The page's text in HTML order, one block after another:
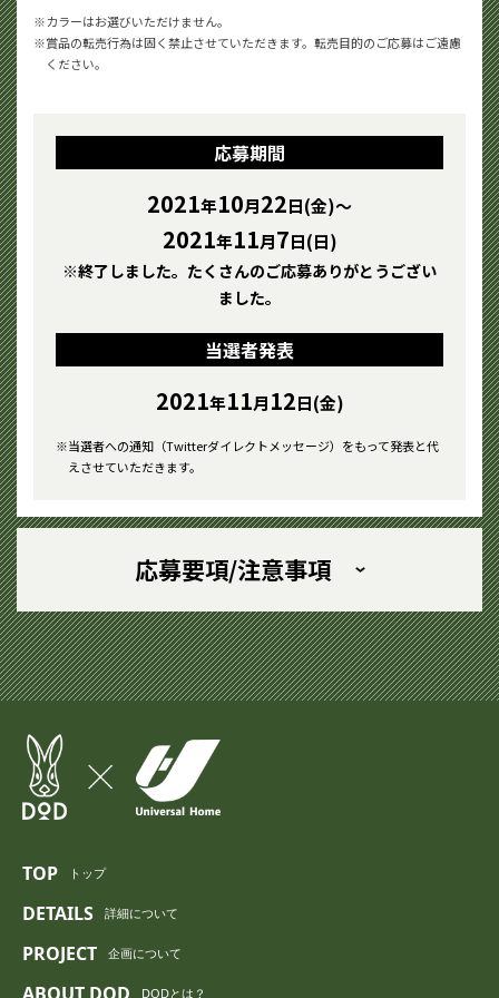
カラーはお選びいただけません。
賞品の転売行為は固く禁止させていただきます。転売目的のご応募はご遠慮
ください。
応募期間
2021年10月22日(金)～
2021年11月7日(日)
※終了しました。たくさんのご応募ありがとうござい
ました。
当選者発表
2021年11月12日(金)
当選者への通知（Twitterダイレクトメッセージ）をもって発表と代
えさせていただきます。
応募要項/注意事項
TOP トップ
DETAILS 詳細について
PROJECT 企画について
DODとは？